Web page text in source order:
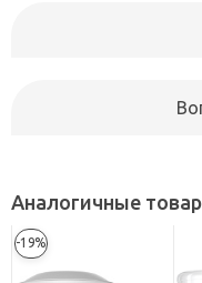
Аналогичные
-19%